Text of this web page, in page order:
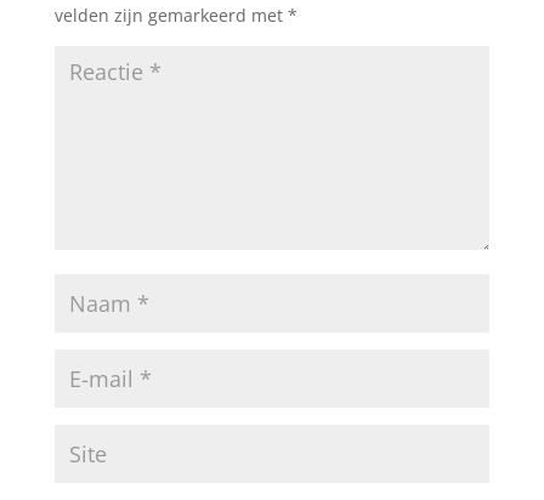
velden zijn gemarkeerd met *